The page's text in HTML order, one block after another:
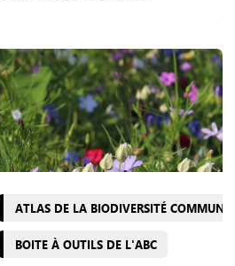
ATLAS DE LA BIODIVERSITÉ
BOITE À OUTILS DE L'ABC